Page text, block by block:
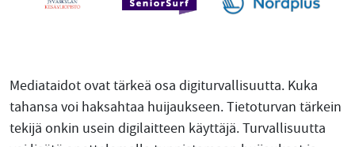
Mediataidot ovat tärkeä osa digiturvallisuutta. Kuka
tahansa voi haksahtaa huijaukseen. Tietoturvan tärkein
tekijä onkin usein digilaitteen käyttäjä. Turvallisuutta